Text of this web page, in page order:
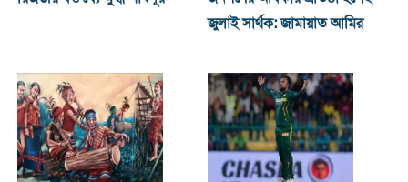
জুলাই সার্থক: জামায়াত আমির